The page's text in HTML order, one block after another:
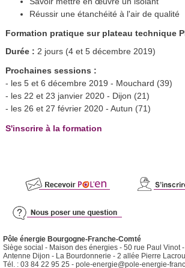
Réussir une étanchéité à l'air de qualité
Formation pratique sur plateau technique
Durée : 2 jours (4 et 5 décembre 2019)
Prochaines sessions :
- les 5 et 6 décembre 2019 - Mouchard (39)
- les 22 et 23 janvier 2020 - Dijon (21)
- les 26 et 27 février 2020 - Autun (71)
S'inscrire à la formation
Pôle énergie Bourgogne-Franche-Comté
Siège social - Maison des énergies - 50 rue Paul Vinot
Antenne Dijon - La Bourdonnerie - 2 allée Pierre
Tél. : 03 84 22 95 25 - pole-energie@pole-energie-